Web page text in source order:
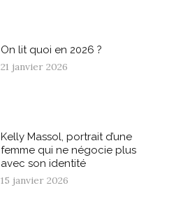
On lit quoi en 2026 ?
21 janvier 2026
Kelly Massol, portrait d’une
femme qui ne négocie plus
avec son identité
15 janvier 2026